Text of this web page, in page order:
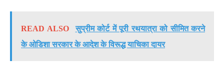
READ ALSO
सुप्रीम कोर्ट में पूरी रथयात्रा को सीमित करने
के ओडिशा सरकार के आदेश के विरूद्ध याचिका दायर